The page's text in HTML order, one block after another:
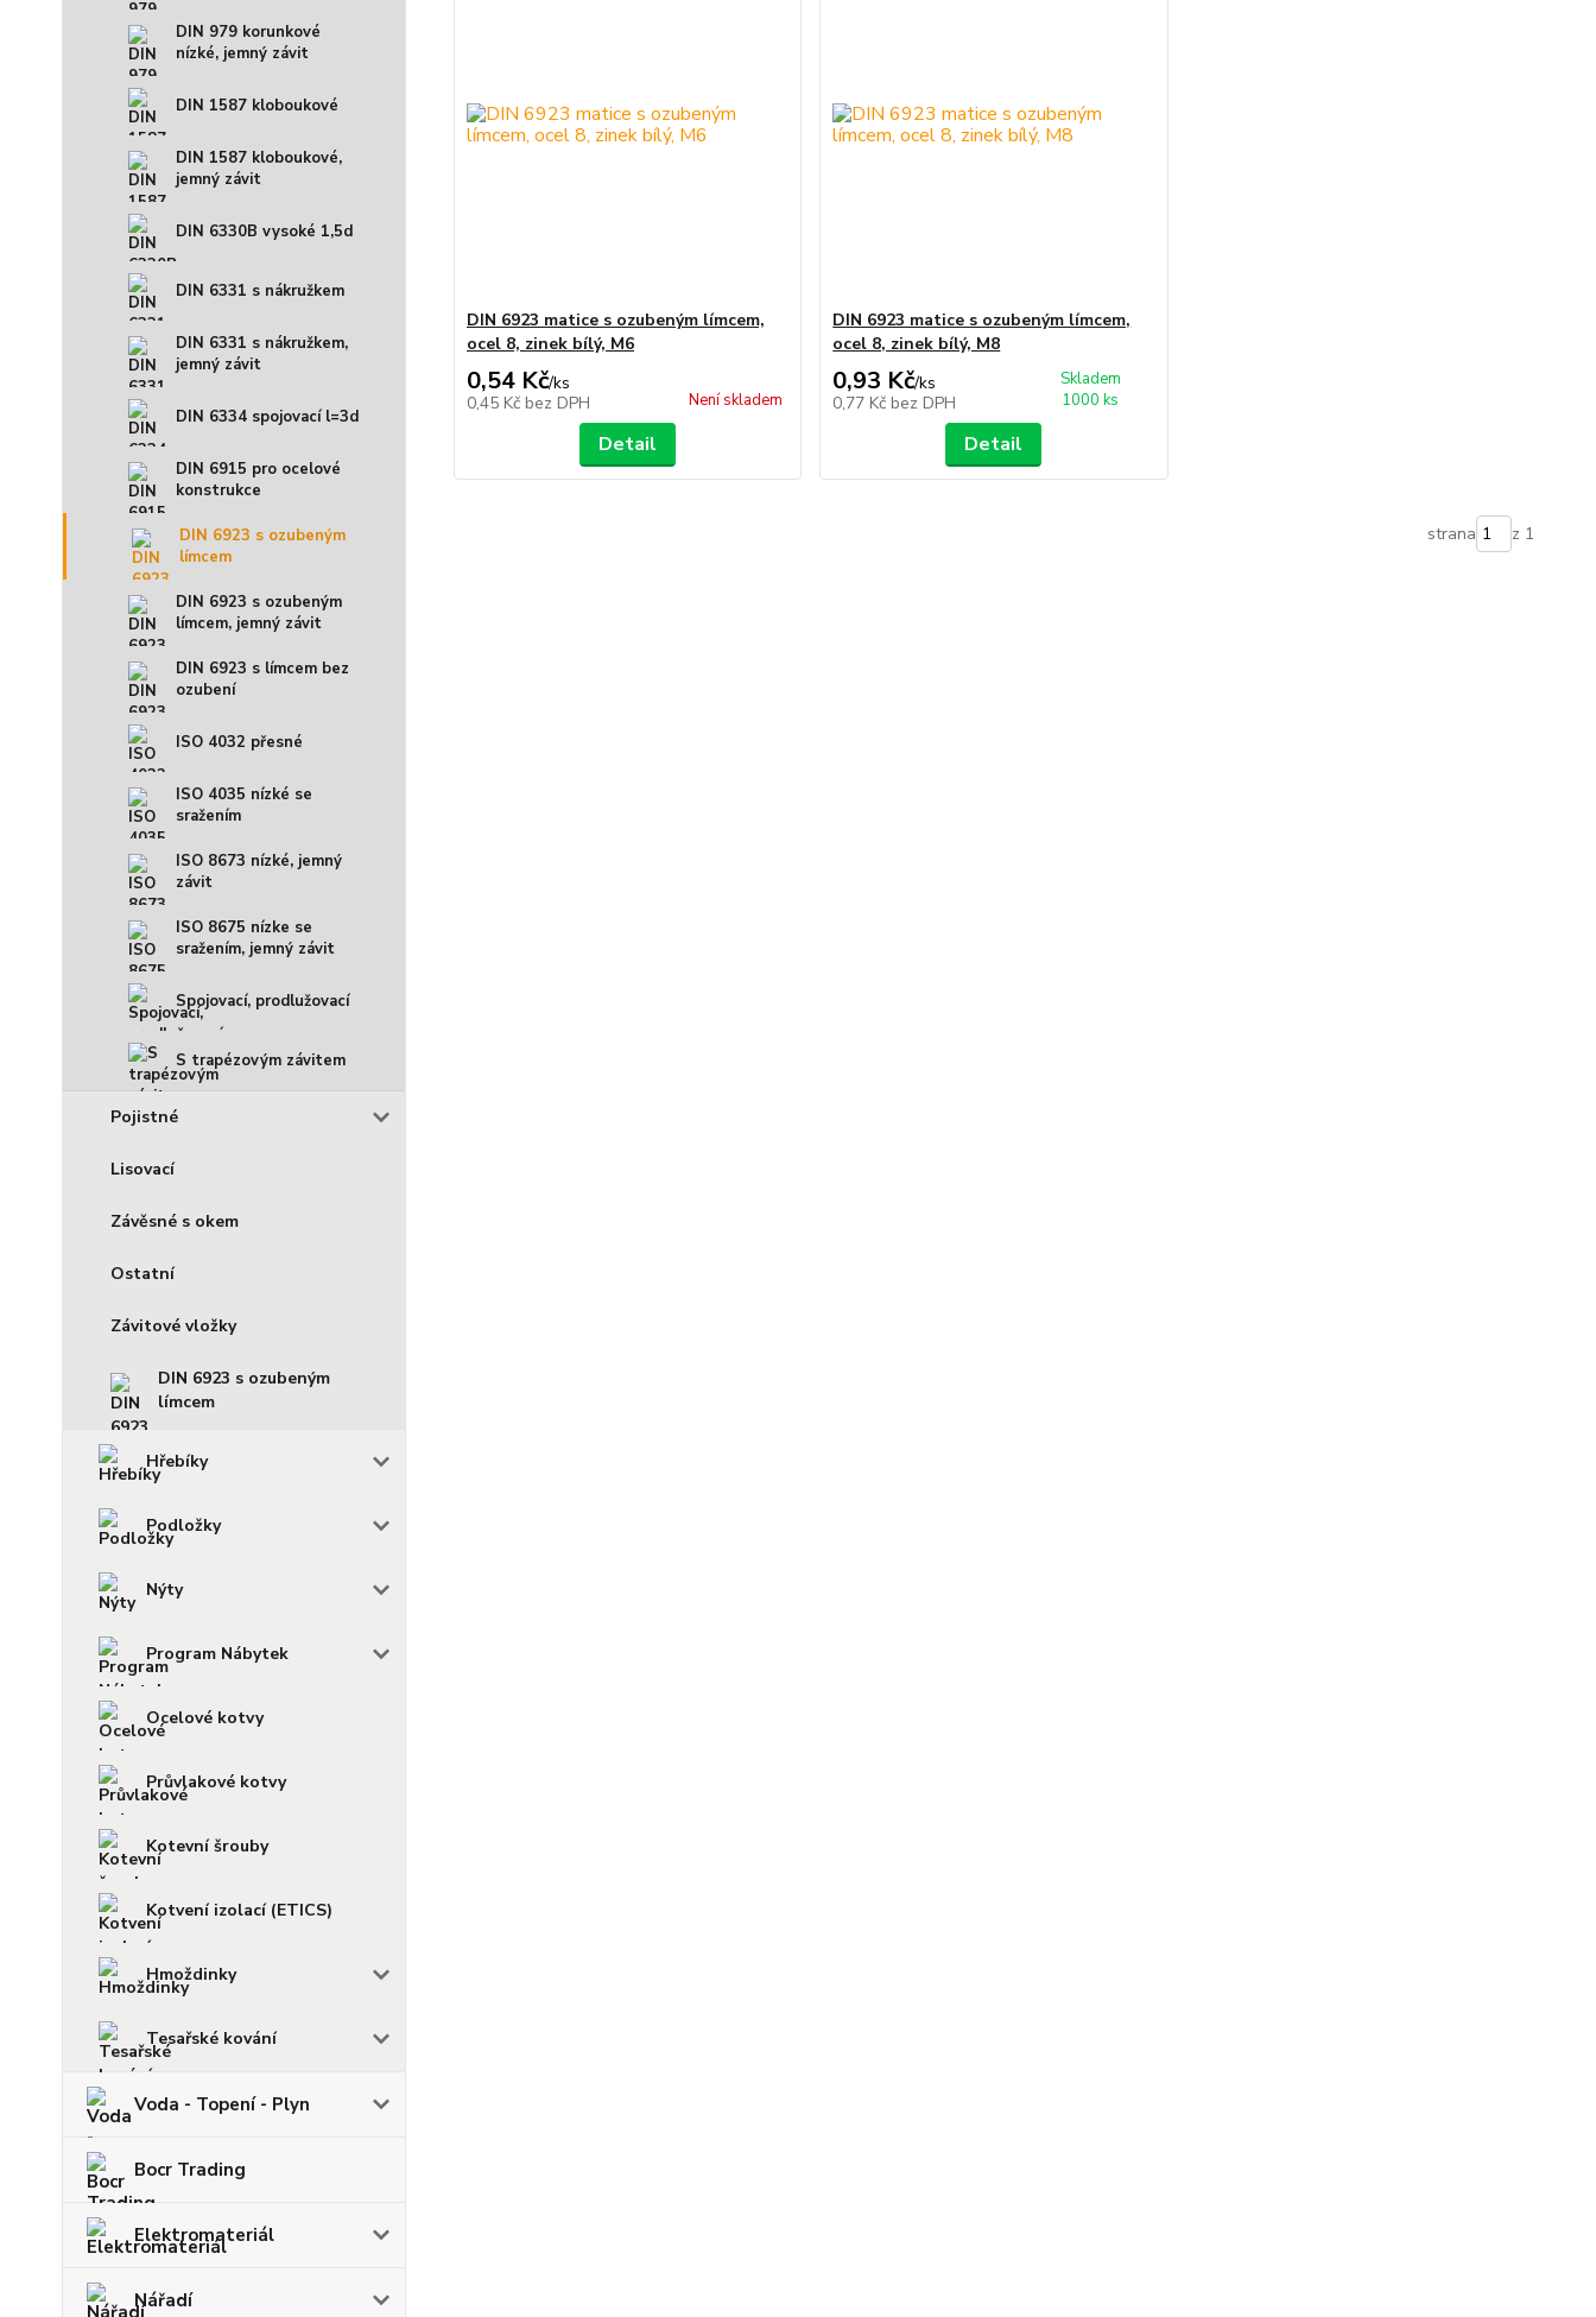
DIN 979 korunkové
nízké, jemný závit
DIN 1587 kloboukové
DIN 1587 kloboukové,
jemný závit
DIN 6330B vysoké 1,5d
DIN 6331 s nákružkem
DIN 6331 s nákružkem,
jemný závit
DIN 6334 spojovací l=3d
DIN 6915 pro ocelové
konstrukce
DIN 6923 s ozubeným
límcem
DIN 6923 s ozubeným
límcem, jemný závit
DIN 6923 s límcem bez
ozubení
ISO 4032 přesné
ISO 4035 nízké se
sražením
ISO 8673 nízké, jemný
závit
ISO 8675 nízke se
sražením, jemný závit
Spojovací, prodlužovací
S trapézovým závitem
Pojistné
Lisovací
Závěsné s okem
Ostatní
Závitové vložky
DIN 6923 s ozubeným
límcem
Hřebíky
Podložky
Nýty
Program Nábytek
Ocelové kotvy
Průvlakové kotvy
Kotevní šrouby
Kotvení izolací (ETICS)
Hmoždinky
Tesařské kování
Voda - Topení - Plyn
Bocr Trading
Elektromateriál
Nářadí
DIN 6923 matice s ozubeným límcem,
ocel 8, zinek bílý, M6
0,54 Kč/ks
0,45 Kč bez DPH Není skladem
Detail
DIN 6923 matice s ozubeným límcem,
ocel 8, zinek bílý, M8
0,93 Kč/ks
0,77 Kč bez DPH
Skladem
1000 ks
Detail
strana z 1